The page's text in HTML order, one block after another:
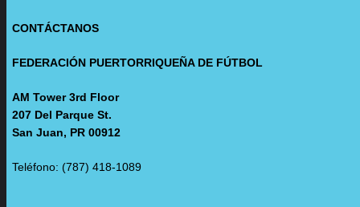
CONTÁCTANOS
FEDERACIÓN PUERTORRIQUEÑA DE FÚTBOL
AM Tower 3rd Floor
207 Del Parque St.
San Juan, PR 00912
Teléfono: (787) 418-1089